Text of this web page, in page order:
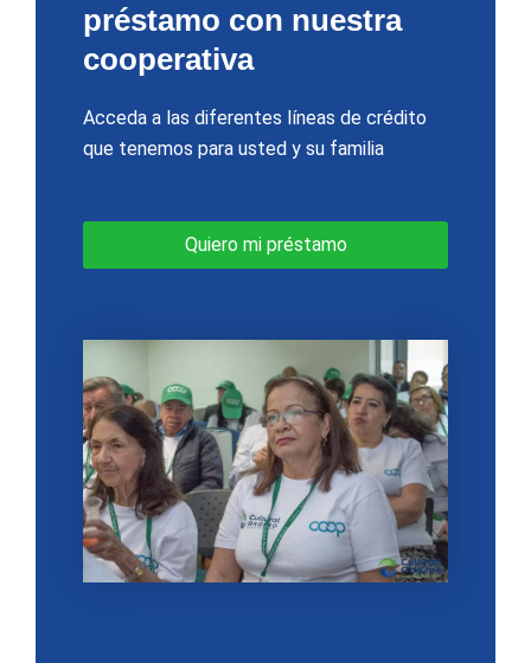
préstamo con nuestra
cooperativa
Acceda a las diferentes líneas de crédito
que tenemos para usted y su familia
Quiero mi préstamo